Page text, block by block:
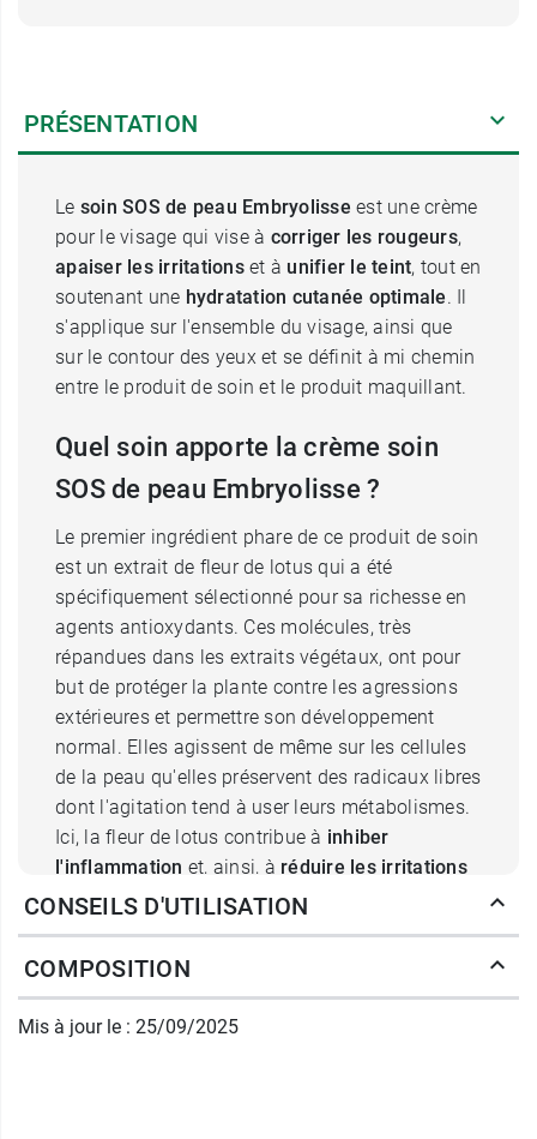
PRÉSENTATION
Le soin SOS de peau Embryolisse est une crème
pour le visage qui vise à corriger les rougeurs,
apaiser les irritationset à unifier le teint, tout en
soutenant une hydratation cutanée optimale. Il
s'applique sur l'ensemble du visage, ainsi que
sur le contour des yeux et se définit à mi chemin
entre le produit de soin et le produit maquillant.
Quel soin apporte la crème soin
SOS de peau Embryolisse ?
Le premier ingrédient phare de ce produit de soin
est un extrait de fleur de lotus qui a été
spécifiquement sélectionné pour sa richesse en
agents antioxydants. Ces molécules, très
répandues dans les extraits végétaux, ont pour
but de protéger la plante contre les agressions
extérieures et permettre son développement
normal. Elles agissent de même sur les cellules
de la peau qu'elles préservent des radicaux libres
dont l'agitation tend à user leurs métabolismes.
Ici, la fleur de lotus contribue à inhiber
l'inflammation et, ainsi, à réduire les irritations
cutanées. L'acide hyaluronique, de son côté,
captant les molécules d'eau avant qu'elles ne
cause principalement des irritations. Il opère
CONSEILS D'UTILISATION
COMPOSITION
Mis à jour le : 25/09/2025